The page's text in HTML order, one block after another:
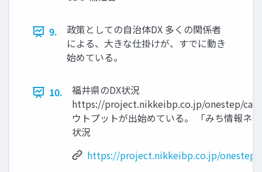
9.
政策としての自治体DX 多くの関係者
による、大きな仕掛けが、すでに動き
始めている。
10.
福井県のDX状況
https://project.nikkeibp.co.jp/onestep/
ウトプットが出始めている。 「みち情報ネ
状況
https://project.nikkeibp.co.jp/onestep/